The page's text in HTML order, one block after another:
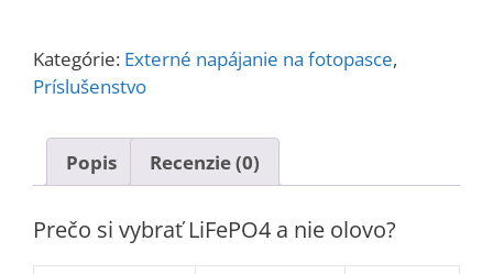
Batéria
Kategórie: Externé napájanie na fotopasce,
Príslušenstvo
Popis Recenzie (0)
Prečo si vybrať LiFePO4 a nie olovo?